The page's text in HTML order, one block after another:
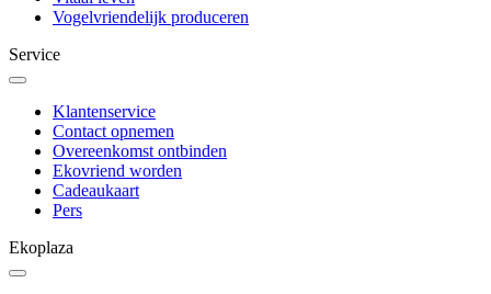
Vogelvriendelijk produceren
Service
Klantenservice
Contact opnemen
Overeenkomst ontbinden
Ekovriend worden
Cadeaukaart
Pers
Ekoplaza